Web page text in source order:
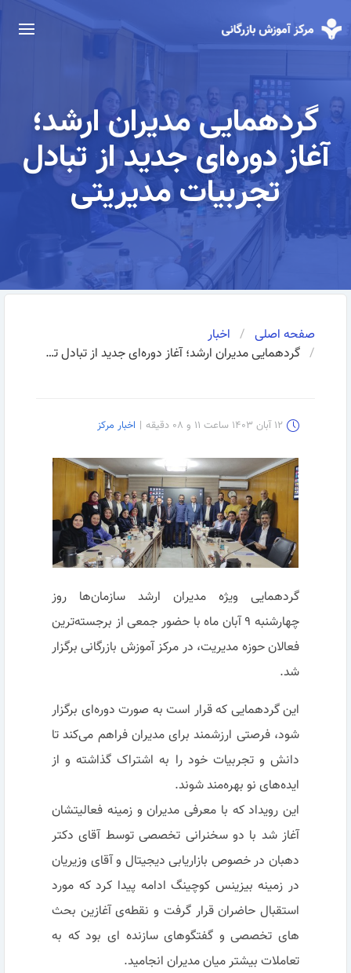
گردهمایی مدیران ارشد؛
آغاز دوره‌ای جدید از تبادل
تجربیات مدیریتی
صفحه اصلی
اخبار
گردهمایی مدیران ارشد؛ آغاز دوره‌ای جدید از تبادل تجربیات مدیریتی
۱۲ آبان ۱۴۰۳ ساعت ۱۱ و ۰۸ دقیقه | اخبار مرکز
گردهمایی ویژه مدیران ارشد سازمان‌ها روز
چهارشنبه ۹ آبان ماه با حضور جمعی از برجسته‌ترین
فعالان حوزه مدیریت، در مرکز آموزش بازرگانی برگزار
شد.
این گردهمایی که قرار است به صورت دوره‌ای برگزار
شود، فرصتی ارزشمند برای مدیران فراهم می‌کند تا
دانش و تجربیات خود را به اشتراک گذاشته و از
ایده‌های نو بهره‌مند شوند.
این رویداد که با معرفی مدیران و زمینه فعالیتشان
آغاز شد با دو سخنرانی تخصصی توسط آقای دکتر
دهبان در خصوص بازاریابی دیجیتال و آقای وزیریان
در زمینه بیزینس کوچینگ ادامه پیدا کرد که مورد
استقبال حاضران قرار گرفت و نقطه‌ی آغازین بحث
های تخصصی و گفتگوهای سازنده ای بود که به
تعاملات بیشتر میان مدیران انجامید.